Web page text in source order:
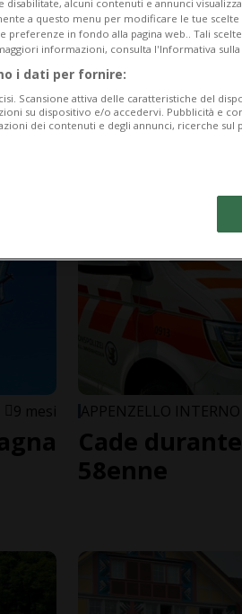
1 mese APPENZELLO INTERNO
Nel ruscello
fresco
9 mesi APPENZELLO INTERNO
Cade
58enne
disabilitate, alcuni contenuti e annunci
a questo menu per modificare le tue
preferenze in fondo alla pagina web.. Tali
informazioni, consulta l'Informativa sulla
i dati per fornire:
Scansione attiva delle caratteristiche del
su dispositivo e/o accedervi. Pubblicità e
dei contenuti e degli annunci, ricerche sul